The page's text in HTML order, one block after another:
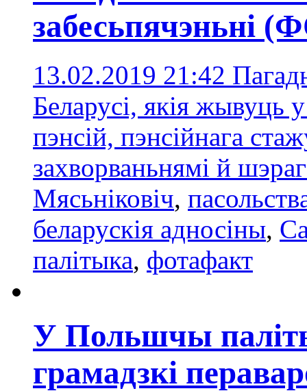
забесьпячэньні
13.02.2019 21:42
Беларусі, якія жывуць
пэнсій, пэнсійнага
захворваньнямі й
Мясьніковіч,
беларускія адносіны,
палітыка, фотафакт
У Польшчы
грамадзкі